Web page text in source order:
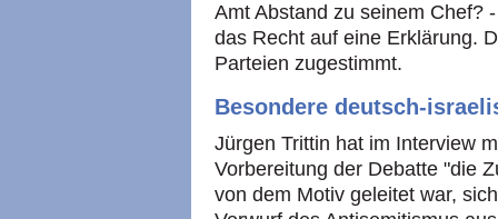
Amt Abstand zu seinem Chef?
das Recht auf eine Erklärung.
Parteien zugestimmt.
Besondere deutsch-
Jürgen Trittin hat im Interview
Vorbereitung der Debatte "die
von dem Motiv geleitet war,